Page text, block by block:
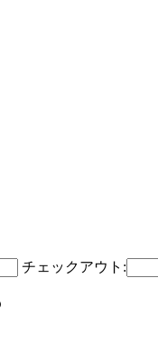
チェックアウト: